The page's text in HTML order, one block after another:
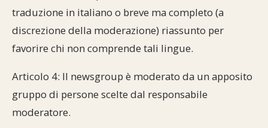
traduzione in italiano o breve ma completo (a
discrezione della moderazione) riassunto per
favorire chi non comprende tali lingue.
Articolo 4: Il newsgroup è moderato da un apposito
gruppo di persone scelte dal responsabile
moderatore.